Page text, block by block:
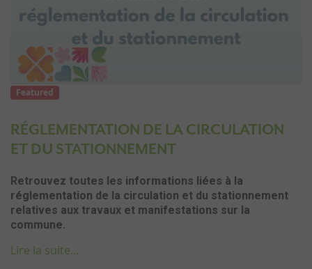
Featured
RÉGLEMENTATION DE LA CIRCULATION
ET DU STATIONNEMENT
Retrouvez toutes les informations liées à la
réglementation de la circulation et du stationnement
relatives aux travaux et manifestations sur la
commune.
Lire la suite...